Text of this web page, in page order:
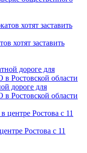
хотят заставить
дороге для
Ростовской области
Ростова с 11